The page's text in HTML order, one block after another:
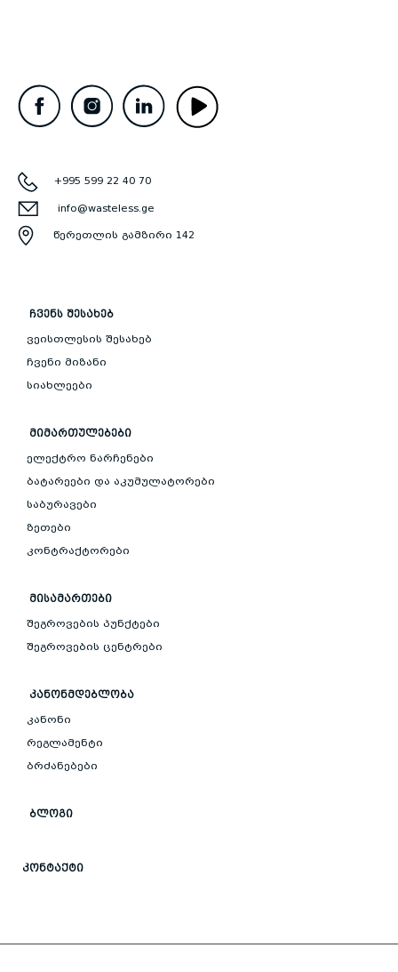
+995 599 22 40 70
info@wasteless.ge
წერეთლის გამზირი 142
ᲩᲕᲔᲜᲡ ᲨᲔᲡᲐᲮᲔᲑ
ვეისთლესის შესახებ
ჩვენი მიზანი
სიახლეები
ᲛᲘᲛᲐᲠᲗᲣᲚᲔᲑᲔᲑᲘ
ელექტრო ნარჩენები
ბატარეები და აკუმულატორები
საბურავები
ზეთები
კონტრაქტორები
ᲛᲘᲡᲐᲛᲐᲠᲗᲔᲑᲘ
შეგროვების პუნქტები
შეგროვების ცენტრები
ᲙᲐᲜᲝᲜᲛᲓᲔᲑᲚᲝᲑᲐ
კანონი
რეგლამენტი
ბრძანებები
ᲑᲚᲝᲒᲘ
ᲙᲝᲜᲢᲐᲥᲢᲘ